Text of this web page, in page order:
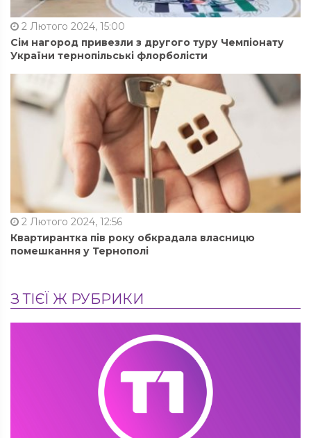
2 Лютого 2024, 15:00
Сім нагород привезли з другого туру Чемпіонату
України тернопільські флорболісти
2 Лютого 2024, 12:56
Квартирантка пів року обкрадала власницю
помешкання у Тернополі
З ТІЄЇ Ж РУБРИКИ